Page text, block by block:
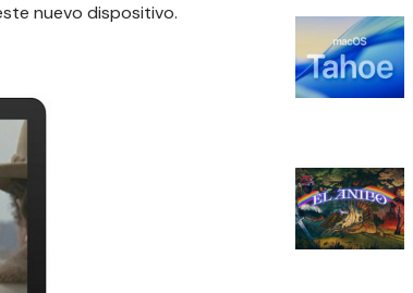
nuevo dispositivo.